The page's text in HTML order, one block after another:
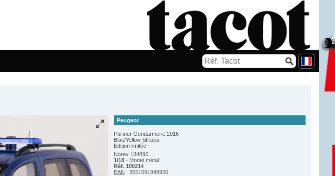
Peugeot
Partner Gendarmerie 2016
Blue/Yellow Stripes
Edition limitée
Norev 184895
1/18 - Monté métal
Réf. 100214
EAN : 3551091848950